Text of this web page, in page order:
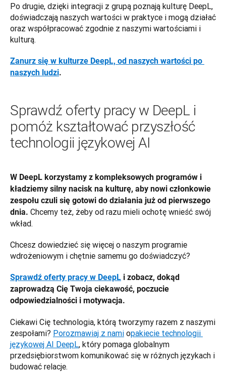
Po drugie, dzięki integracji z grupą poznają kulturę DeepL,
doświadczają naszych wartości w praktyce i mogą działać
oraz współpracować zgodnie z naszymi wartościami i
kulturą.
Zanurz się w kulturze DeepL, od naszych wartości po
naszych ludzi.
Sprawdź oferty pracy w DeepL i
pomóż kształtować przyszłość
technologii językowej AI
W DeepL korzystamy z kompleksowych programów i
kładziemy silny nacisk na kulturę, aby nowi członkowie
zespołu czuli się gotowi do działania już od pierwszego
dnia. Chcemy też, żeby od razu mieli ochotę wnieść swój
wkład.
Chcesz dowiedzieć się więcej o naszym programie
wdrożeniowym i chętnie samemu go doświadczyć?
Sprawdź oferty pracy w DeepL i zobacz, dokąd
zaprowadzą Cię Twoja ciekawość, poczucie
odpowiedzialności i motywacja.
Ciekawi Cię technologia, którą tworzymy razem z naszymi
zespołami? Porozmawiaj z nami opakiecie technologii
językowej AI DeepL, który pomaga globalnym
przedsiębiorstwom komunikować się w różnych językach i
budować relacje.